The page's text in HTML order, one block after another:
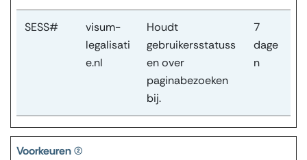
SESS#
visum-
legalisati
e.nl
Houdt
gebruikersstatuss
en over
paginabezoeken
bij.
7
dage
n
Voorkeuren (2)